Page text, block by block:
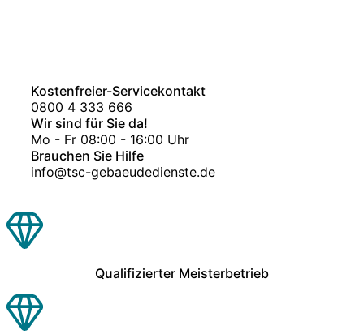
Kostenfreier-Servicekontakt
0800 4 333 666
Wir sind für Sie da!
Mo - Fr 08:00 - 16:00 Uhr
Brauchen Sie Hilfe
info@tsc-gebaeudedienste.de
Qualifizierter Meisterbetrieb